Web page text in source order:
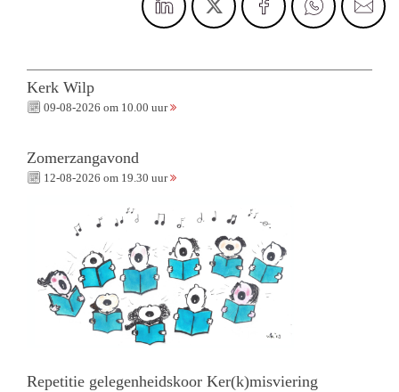
Kerk Wilp
09-08-2026 om 10.00 uur
Zomerzangavond
12-08-2026 om 19.30 uur
Repetitie gelegenheidskoor Ker(k)misviering